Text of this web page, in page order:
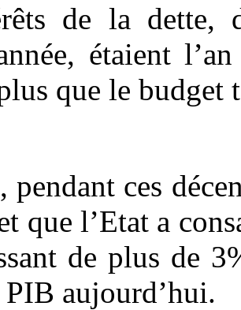
de la dette,
étaient
que le budget
pendant ces
que l’Etat a
de plus de
aujourd’hui.